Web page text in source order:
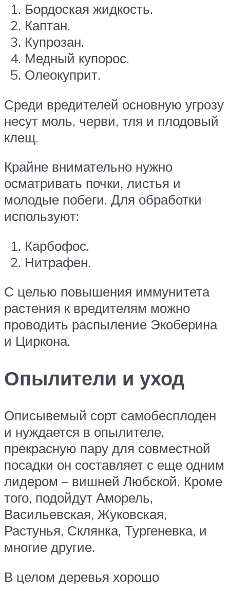
Бордоская жидкость.
Каптан.
Купрозан.
Медный купорос.
Олеокуприт.
Среди вредителей основную угрозу
несут моль, черви, тля и плодовый
клещ.
Крайне внимательно нужно
осматривать почки, листья и
молодые побеги. Для обработки
используют:
Карбофос.
Нитрафен.
С целью повышения иммунитета
растения к вредителям можно
проводить распыление Экоберина
и Циркона.
Опылители и уход
Описывемый сорт самобесплоден
и нуждается в опылителе,
прекрасную пару для совместной
посадки он составляет с еще одним
лидером – вишней Любской. Кроме
того, подойдут Аморель,
Васильевская, Жуковская,
Растунья, Склянка, Тургеневка, и
многие другие.
В целом деревья хорошо